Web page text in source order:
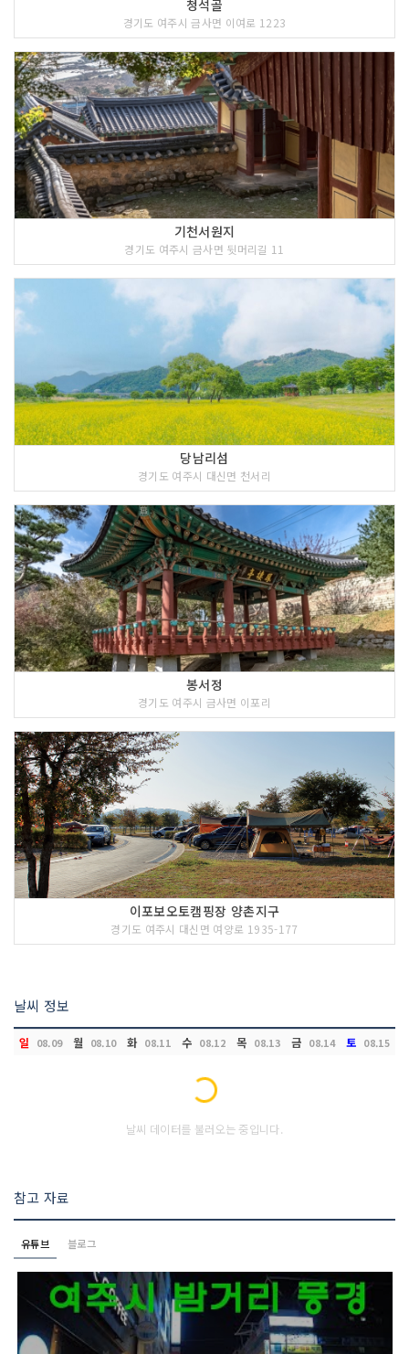
청석골
경기도 여주시 금사면 이여로 1223
기천서원지
경기도 여주시 금사면 뒷머리길 11
당남리섬
경기도 여주시 대신면 천서리
봉서정
경기도 여주시 금사면 이포리
이포보오토캠핑장 양촌지구
경기도 여주시 대신면 여양로 1935-177
날씨 정보
일 08.09 월 08.10 화 08.11 수 08.12 목 08.13 금 08.14 토 08.15
Loading...
날씨 데이터를 불러오는 중입니다.
참고 자료
유튜브 블로그